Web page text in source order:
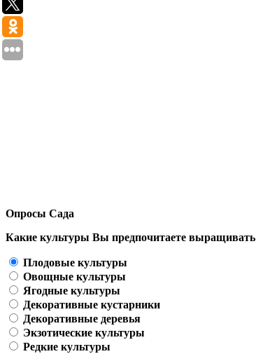
Опросы Сада
Какие культуры Вы предпочитаете выращивать
Плодовые культуры
Овощные культуры
Ягодные культуры
Декоративные кустарники
Декоративные деревья
Экзотические культуры
Редкие культуры